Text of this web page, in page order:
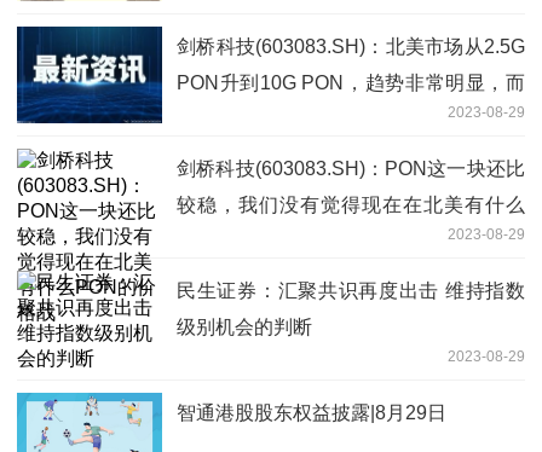
剑桥科技(603083.SH)：北美市场从2.5G
PON升到10G PON，趋势非常明显，而
2023-08-29
剑桥科技(603083.SH)：PON这一块还比
较稳，我们没有觉得现在在北美有什么
2023-08-29
民生证券：汇聚共识再度出击 维持指数
级别机会的判断
2023-08-29
智通港股股东权益披露|8月29日